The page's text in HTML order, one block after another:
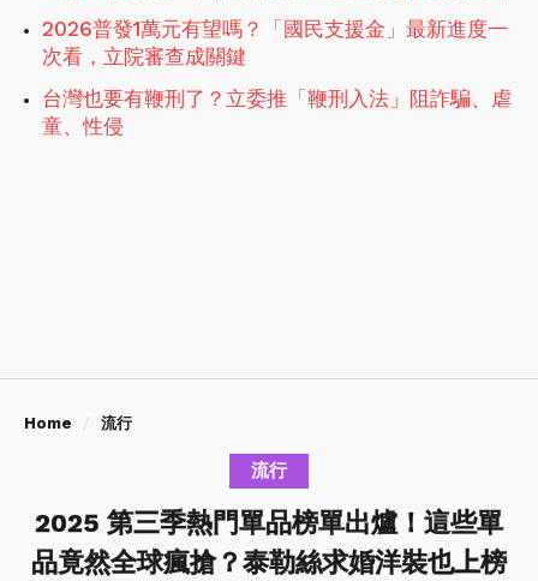
2026普發1萬元有望嗎？「國民支援金」最新進度一
次看，立院審查成關鍵
台灣也要有鞭刑了？立委推「鞭刑入法」阻詐騙、虐
童、性侵
Home 流行
流行
2025 第三季熱門單品榜單出爐！這些單
品竟然全球瘋搶？泰勒絲求婚洋裝也上榜